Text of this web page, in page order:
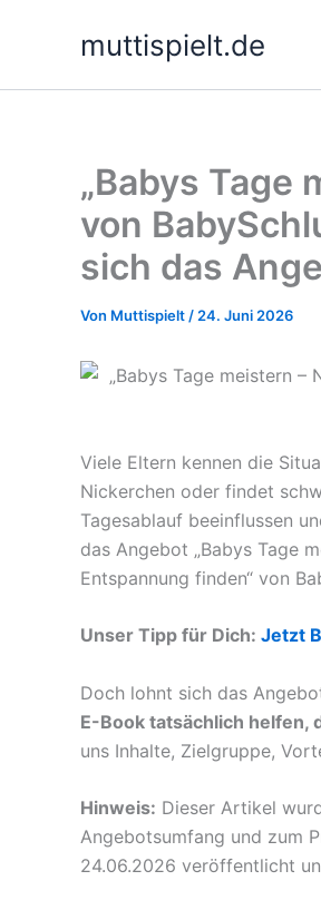
muttispielt.de
„Babys Tage
von
sich das
Von Muttispielt / 24. Juni 2026
Viele Eltern kennen die
Nickerchen oder findet
Tagesablauf beeinflussen
das Angebot „Babys Tage
Entspannung finden“ von
Unser Tipp für Dich: Jetzt
Doch lohnt sich das
E-Book tatsächlich helfen,
uns Inhalte, Zielgruppe,
Hinweis: Dieser Artikel
Angebotsumfang und zum
24.06.2026 veröffentlicht